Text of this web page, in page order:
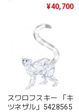
¥40,700
スワロフスキー 「キ
ツネザル」5428565